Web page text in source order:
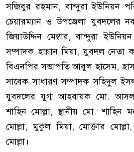
সজিবুর রহমান, বান্দুরা ইউনিয়ন
চেয়ারম্যান ও উপজেলা যুবদলের
জিয়াউদ্দিন মেম্বার, বান্দুরা
সম্পাদক হান্নান মিয়া, যুবদল নেতা
বিএনপির সভাপতি আবুল হাসেম,
সাবেক সাধারণ সম্পাদক সহিদুল
যুবদলের যুগ্ম আহবায়ক মো.
শাহিন মোল্লা, স্থানীয় মো. শাহিন
মোল্লা, মুকুল মিয়া, মোক্তার
মোল্লা।